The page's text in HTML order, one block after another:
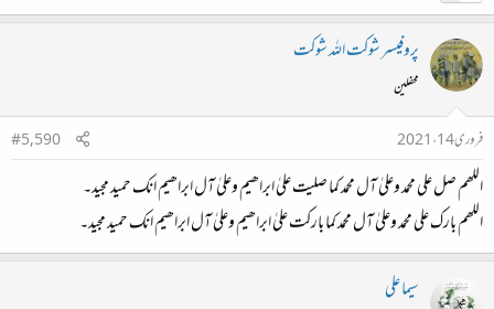
پروفیسر شوکت اللہ شوکت
محفلین
فروری 14، 2021
#5,590
اللھم صل علی محمد وعلیٰ آل محمد کما صلیت علیٰ ابراھیم وعلیٰ آل ابراھیم انک حمید مجید۔
اللھم بارک علی محمد وعلیٰ آل محمد کما بارکت علیٰ ابراھیم وعلیٰ آل ابراھیم انک حمید مجید۔
سیما علی